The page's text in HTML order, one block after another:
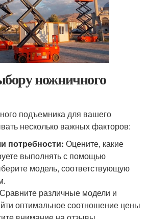
ножничного
подъемника для вашего
несколько важных факторов:
потребности: Оцените, какие
выполнять с помощью
модель, соответствующую
Сравните различные модели и
оптимальное соотношение цены